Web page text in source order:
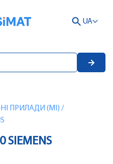
UA
ПРИЛАДИ (MI) /
SIEMENS